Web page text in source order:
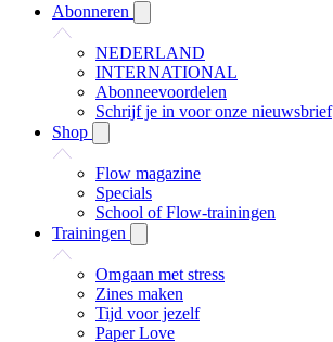
Abonneren
NEDERLAND
INTERNATIONAL
Abonneevoordelen
Schrijf je in voor onze nieuwsbrief
Shop
Flow magazine
Specials
School of Flow-trainingen
Trainingen
Omgaan met stress
Zines maken
Tijd voor jezelf
Paper Love